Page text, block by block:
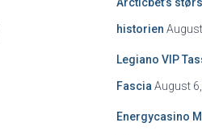
historien
Legiano VIP
Fascia August
Energycasino